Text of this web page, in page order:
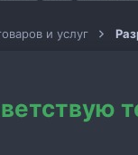
и услуг